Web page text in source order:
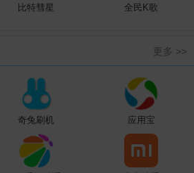
比特彗星 全民K歌
更多 >>
奇兔刷机 应用宝